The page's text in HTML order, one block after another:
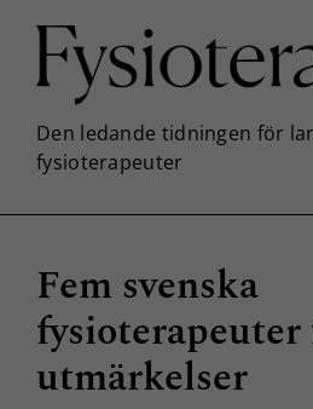
innehållet
Fem svenska
utmärkelser